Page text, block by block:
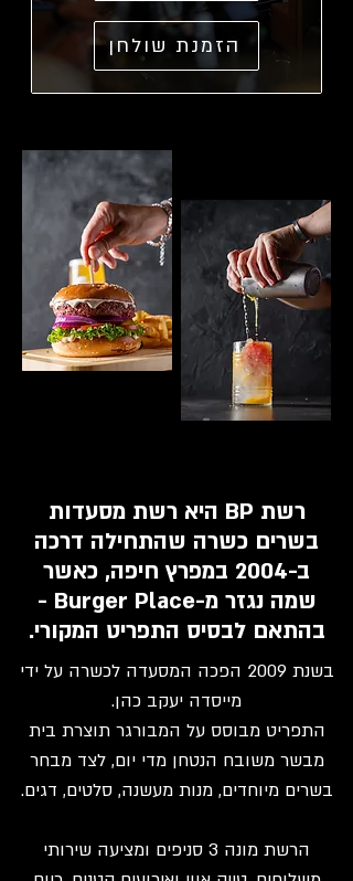
הזמנת שולחן
רשת BP היא רשת מסעדות
בשרים כשרה שהתחילה דרכה
ב-2004 במפרץ חיפה, כאשר
שמה נגזר מ-Burger Place -
בהתאם לבסיס התפריט המקורי.
בשנת 2009 הפכה המסעדה לכשרה על ידי
מייסדה יעקב כהן.
התפריט מבוסס על המבורגר תוצרת בית
מבשר משובח הנטחן מדי יום, לצד מבחר
בשרים מיוחדים, מנות מעשנה, סלטים, דגים.
הרשת מונה 3 סניפים ומציעה שירותי